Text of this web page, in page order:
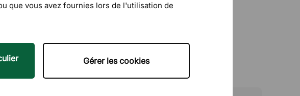
que vous avez fournies lors de l'utilisation de
Gérer les cookies